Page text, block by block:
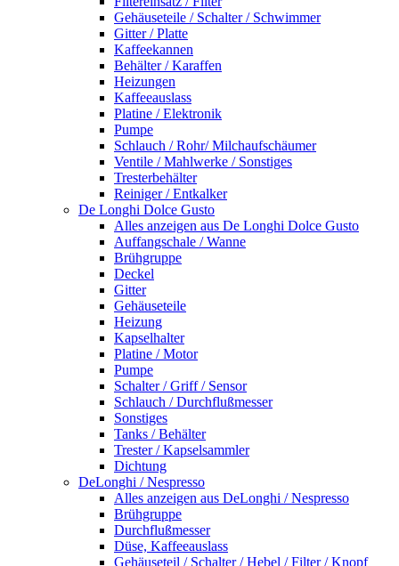
Gehäuseteile / Schalter / Schwimmer
Gitter / Platte
Kaffeekannen
Behälter / Karaffen
Heizungen
Kaffeeauslass
Platine / Elektronik
Pumpe
Schlauch / Rohr/ Milchaufschäumer
Ventile / Mahlwerke / Sonstiges
Tresterbehälter
Reiniger / Entkalker
De Longhi Dolce Gusto
Alles anzeigen aus De Longhi Dolce Gusto
Auffangschale / Wanne
Brühgruppe
Deckel
Gitter
Gehäuseteile
Heizung
Kapselhalter
Platine / Motor
Pumpe
Schalter / Griff / Sensor
Schlauch / Durchflußmesser
Sonstiges
Tanks / Behälter
Trester / Kapselsammler
Dichtung
DeLonghi / Nespresso
Alles anzeigen aus DeLonghi / Nespresso
Brühgruppe
Durchflußmesser
Düse, Kaffeeauslass
Gehäuseteil / Schalter / Hebel / Filter / Knopf